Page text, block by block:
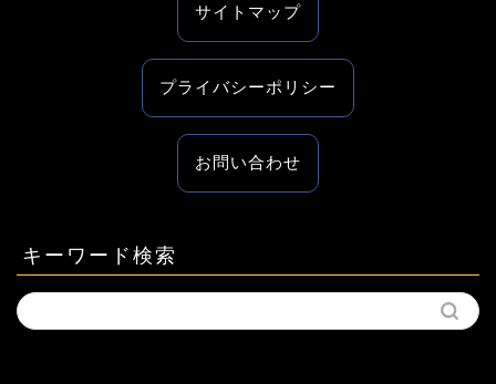
サイトマップ
プライバシーポリシー
お問い合わせ
キーワード検索